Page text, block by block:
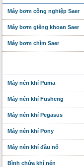
Máy bơm công nghiệp Saer
Máy bơm giếng khoan Saer
Máy bơm chìm Saer
Máy nén khí Puma
Máy nén khí Fusheng
Máy nén khí Pegasus
Máy nén khí Pony
Máy nén khí đầu nổ
Bình chứa khí nén